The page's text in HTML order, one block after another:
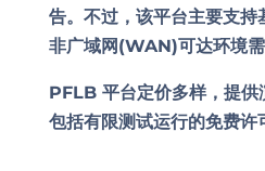
告。不过，该平台主要支
非广域网(WAN)可达环境需
PFLB 平台定价多样，提供
包括有限测试运行的免费许